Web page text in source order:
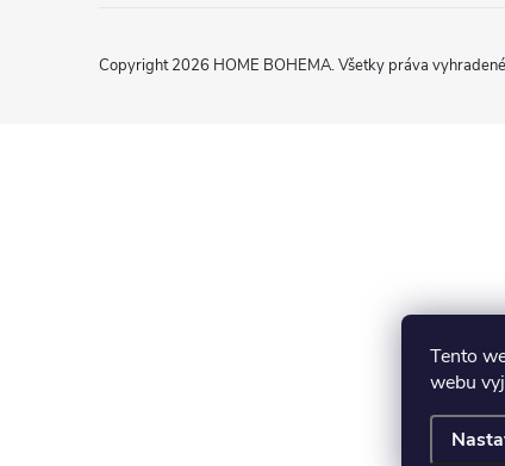
Tento
webu
Copyright 2026 HOME BOHEMA. Všetky práva